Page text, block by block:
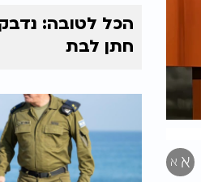
א א
הכל לטובה:
חתן לבת